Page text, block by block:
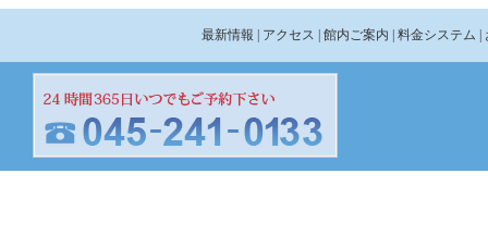
最新情報 | アクセス | 館内ご案内 | 料金システム